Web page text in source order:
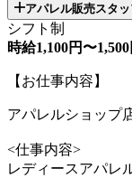
アパレル販売スタッ
シフト制
時給1,100円〜1,500
【お仕事内容】
アパレルショップ
<仕事内容>
レディースアパレ